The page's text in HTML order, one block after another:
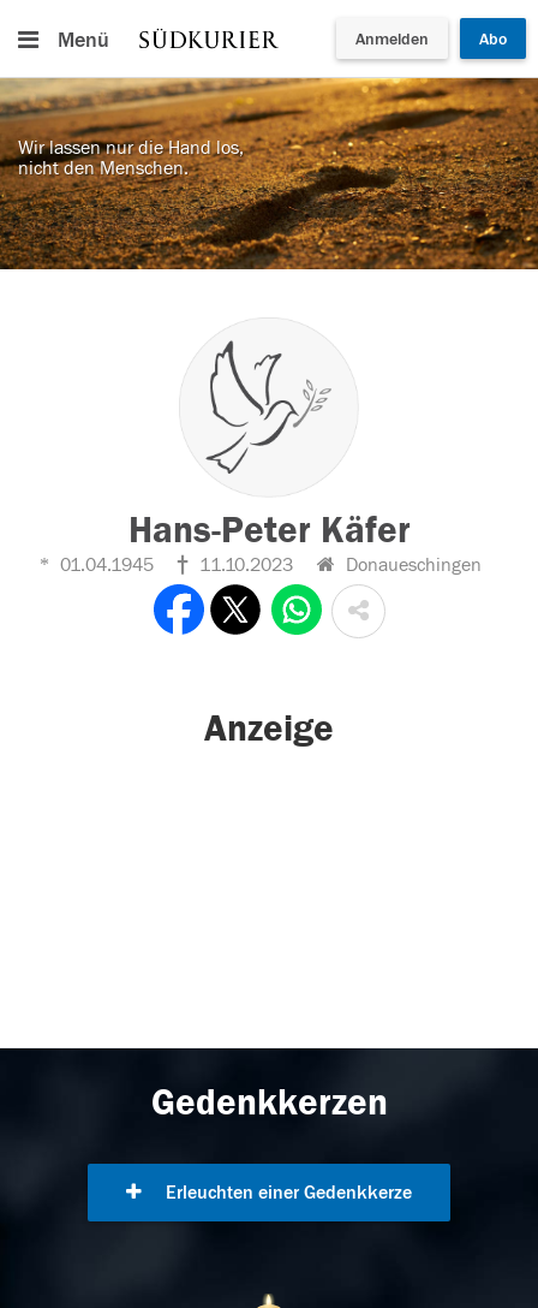
Menü Anmelden Abo
Wir lassen nur die Hand los,
nicht den Menschen.
Hans-Peter Käfer
01.04.1945 11.10.2023 Donaueschingen
Anzeige
Gedenkkerzen
Erleuchten einer Gedenkkerze